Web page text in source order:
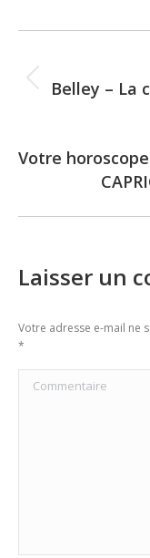
Belley – La
Votre
Laisser un
Votre adresse e-mail ne
*
Commentaire